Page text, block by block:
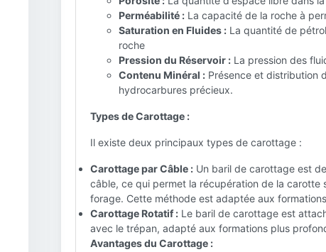
Perméabilité : La capacité de la roche à
Saturation en Fluides : La quantité de
roche
Pression du Réservoir : La pression des
Contenu Minéral : Présence et distribution
hydrocarbures précieux.
Types de Carottage :
Il existe deux principaux types de carottage :
Carottage par Câble : Un baril de carottage est
câble, ce qui permet la récupération de la carotte
forage. Cette méthode est adaptée aux
Carottage Rotatif : Le baril de carottage est
avec le trépan, adapté aux formations plus
Avantages du Carottage :